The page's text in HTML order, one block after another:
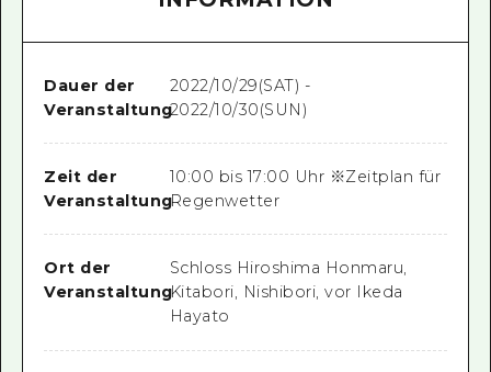
Dauer der
Veranstaltung
2022/10/29(SAT) -
2022/10/30(SUN)
Zeit der
Veranstaltung
10:00 bis 17:00 Uhr ※Zeitplan für
Regenwetter
Ort der
Veranstaltung
Schloss Hiroshima Honmaru,
Kitabori, Nishibori, vor Ikeda
Hayato